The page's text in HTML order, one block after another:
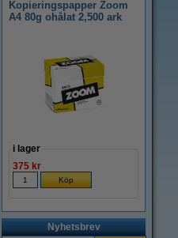
Kopieringspapper Zoom
A4 80g ohålat 2,500 ark
i lager
375 kr
Nyhetsbrev